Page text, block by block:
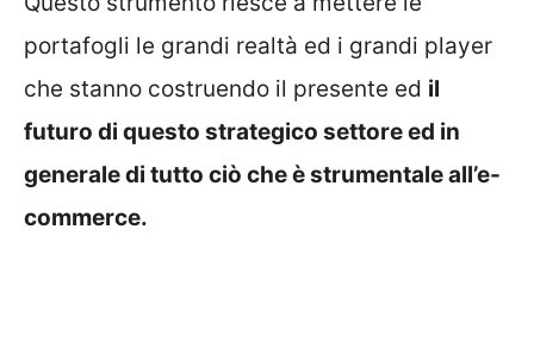
portafogli le grandi realtà ed i grandi player
che stanno costruendo il presente ed il
futuro di questo strategico settore ed in
generale di tutto ciò che è strumentale all’e-
commerce.